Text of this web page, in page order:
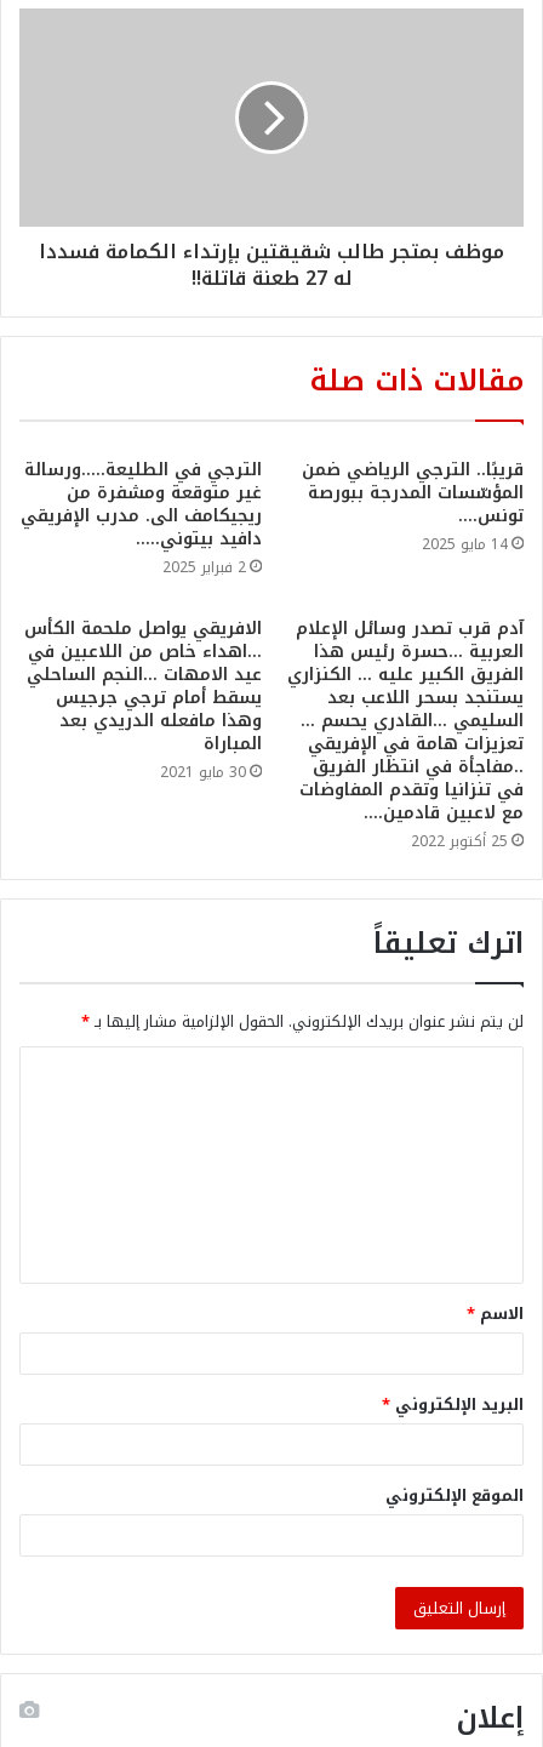
موظف بمتجر طالب شقيقتين بإرتداء الكمامة فسددا
له 27 طعنة قاتلة!!
مقالات ذات صلة
قريبًا.. الترجي الرياضي ضمن
المؤسّسات المدرجة ببورصة
تونس….
14 مايو 2025
الترجي في الطليعة…..ورسالة
غير متوقعة ومشفرة من
ريجيكامف الى. مدرب الإفريقي
دافيد بيتوني…..
2 فبراير 2025
آدم قرب تصدر وسائل الإعلام
العربية …حسرة رئيس هذا
الفريق الكبير عليه … الكنزاري
يستنجد بسحر اللاعب بعد
السليمي …القادري يحسم …
تعزيزات هامة في الإفريقي
..مفاجأة في انتظار الفريق
في تنزانيا وتقدم المفاوضات
مع لاعبين قادمين….
25 أكتوبر 2022
الافريقي يواصل ملحمة الكأس
…اهداء خاص من اللاعبين في
عيد الامهات …النجم الساحلي
يسقط أمام ترجي جرجيس
وهذا مافعله الدريدي بعد
المباراة
30 مايو 2021
اترك تعليقاً
لن يتم نشر عنوان بريدك الإلكتروني. الحقول الإلزامية مشار إليها بـ*
الاسم *
البريد الإلكتروني *
الموقع الإلكتروني
إعلان